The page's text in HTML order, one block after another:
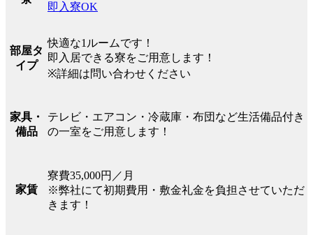
即入寮OK
部屋タ
イプ
快適な1ルームです！
即入居できる寮をご用意します！
※詳細は問い合わせください
家具・
備品
テレビ・エアコン・冷蔵庫・布団など生活備品付き
の一室をご用意します！
家賃
寮費35,000円／月
※弊社にて初期費用・敷金礼金を負担させていただ
きます！